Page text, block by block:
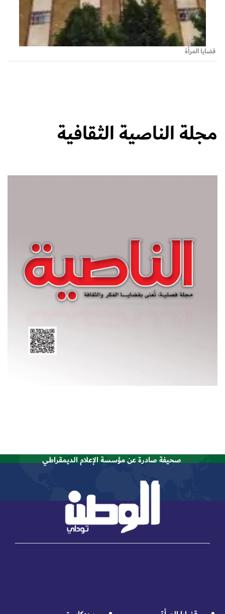
قضايا المرأة
مجلة الناصية الثقافية
صحيفة صادرة عن مؤسسة الإعلام الديمقراطي